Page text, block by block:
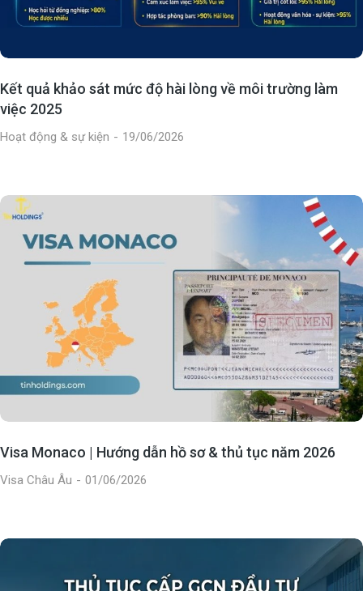
Kết quả khảo sát mức độ hài lòng về môi trường làm
việc 2025
Hoạt động & sự kiện 19/06/2026
Visa Monaco | Hướng dẫn hồ sơ & thủ tục năm 2026
Visa Châu Âu 01/06/2026